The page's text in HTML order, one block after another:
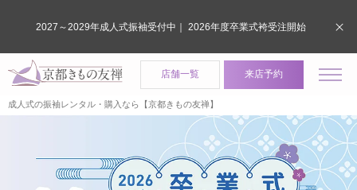
店舗一覧 来店予約
成人式の振袖レンタル・購入なら【京都きもの友禅】
2027～2029年成人式振袖受付中｜ 2026年度卒業式袴受注開始